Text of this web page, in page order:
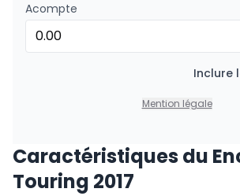
Acompte
Inclure
Mention légale
Caractéristiques du
Touring 2017